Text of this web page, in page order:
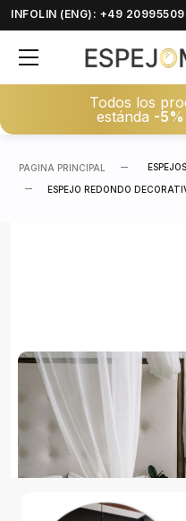
INFOLIN (ENG): +49
Todos los
estánda -5%
PAGINA PRINCIPAL ESPEJOS
ESPEJO REDONDO